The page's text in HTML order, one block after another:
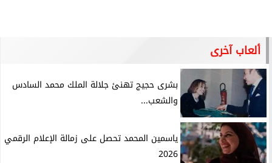
ألعاب آخرى
بشرى حجيج تهنئ جلالة الملك محمد السادس
والشعب...
ياسمين المحمد تحصل على زمالة الإعلام الرقمي
2026